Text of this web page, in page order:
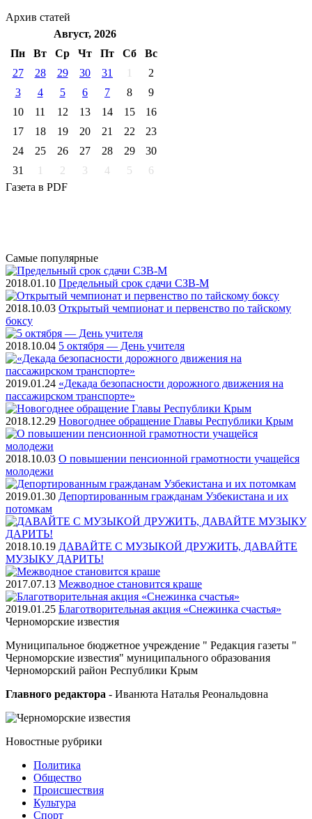
Архив статей
Август, 2026
Пн
Вт Ср Чт Пт Cб
Вс
27
28 29 30 31 1
2
3
4 5 6 7 8
9
10
11 12 13 14 15
16
17
18 19 20 21 22
23
24
25 26 27 28 29
30
31
1 2 3 4 5
6
Газета в PDF
Самые популярные
2018.01.10 Предельный срок сдачи СЗВ-М
2018.10.03 Открытый чемпионат и первенство по тайскому
боксу
2018.10.04 5 октября — День учителя
2019.01.24 «Декада безопасности дорожного движения на
пассажирском транспорте»
2018.12.29 Новогоднее обращение Главы Республики Крым
2018.10.03 О повышении пенсионной грамотности учащейся
молодежи
2019.01.30 Депортированным гражданам Узбекистана и их
потомкам
2018.10.19 ДАВАЙТЕ С МУЗЫКОЙ ДРУЖИТЬ, ДАВАЙТЕ
МУЗЫКУ ДАРИТЬ!
2017.07.13 Межводное становится краше
2019.01.25 Благотворительная акция «Снежинка счастья»
Черноморские известия
Муниципальное бюджетное учреждение " Редакция газеты "
Черноморские известия" муниципального образования
Черноморский район Республики Крым
Главного редактора - Иванюта Наталья Реональдовна
Новостные рубрики
Политика
Общество
Проиcшествия
Культура
Спорт